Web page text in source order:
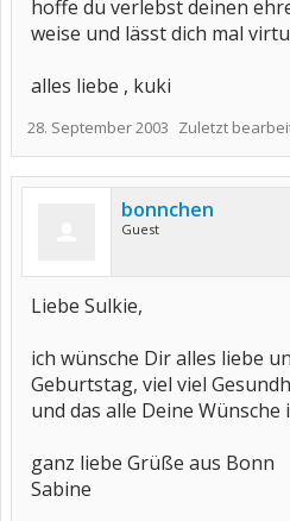
hoffe du verlebst deinen
weise und lässt dich mal
alles liebe , kuki
28. September 2003 Zuletzt
bonnchen
Guest
Liebe Sulkie,
ich wünsche Dir alles liebe
Geburtstag, viel viel
und das alle Deine
ganz liebe Grüße aus Bonn
Sabine